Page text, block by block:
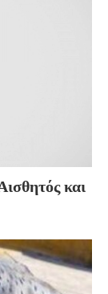
και